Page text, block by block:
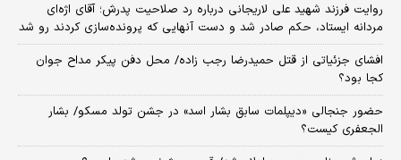
روایت فرزند شهید علی لاریجانی درباره رد صلاحیت پدرش؛ آقای اژه‌ای
مردانه ایستاد، حکم صادر شد و دست آنهایی که پرونده‌سازی کردند رو شد
افشای جزئیاتی از قتل حمیدرضا رجب زاده/ محل دفن پیکر مداح جوان
کجا بود؟
حضور جنجالی «دیپلمات سابق بشار اسد» در جشن تولد مسکو/ بشار
الجعفری کیست؟